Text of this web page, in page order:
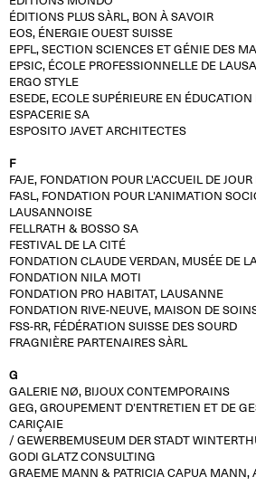
ÉDITIONS PLUS SÀRL, BON À SAVOIR
EOS, ÉNERGIE OUEST SUISSE
EPFL, SECTION SCIENCES ET GÉNIE DES
EPSIC, ÉCOLE PROFESSIONNELLE DE
ERGO STYLE
ESEDE, ECOLE SUPÉRIEURE EN ÉDUCATION
ESPACERIE SA
ESPOSITO JAVET ARCHITECTES
F
FAJE, FONDATION POUR L'ACCUEIL DE
FASL, FONDATION POUR L'ANIMATION
LAUSANNOISE
FELLRATH & BOSSO SA
FESTIVAL DE LA CITÉ
FONDATION CLAUDE VERDAN, MUSÉE DE
FONDATION NILA MOTI
FONDATION PRO HABITAT, LAUSANNE
FONDATION RIVE-NEUVE, MAISON DE
FSS-RR, FÉDÉRATION SUISSE DES SOURD
FRAGNIÈRE PARTENAIRES SÀRL
G
GALERIE NØ, BIJOUX CONTEMPORAINS
GEG, GROUPEMENT D’ENTRETIEN ET DE
CARIÇAIE
/ GEWERBEMUSEUM DER STADT
GODI GLATZ CONSULTING
GRAEME MANN & PATRICIA CAPUA MANN,